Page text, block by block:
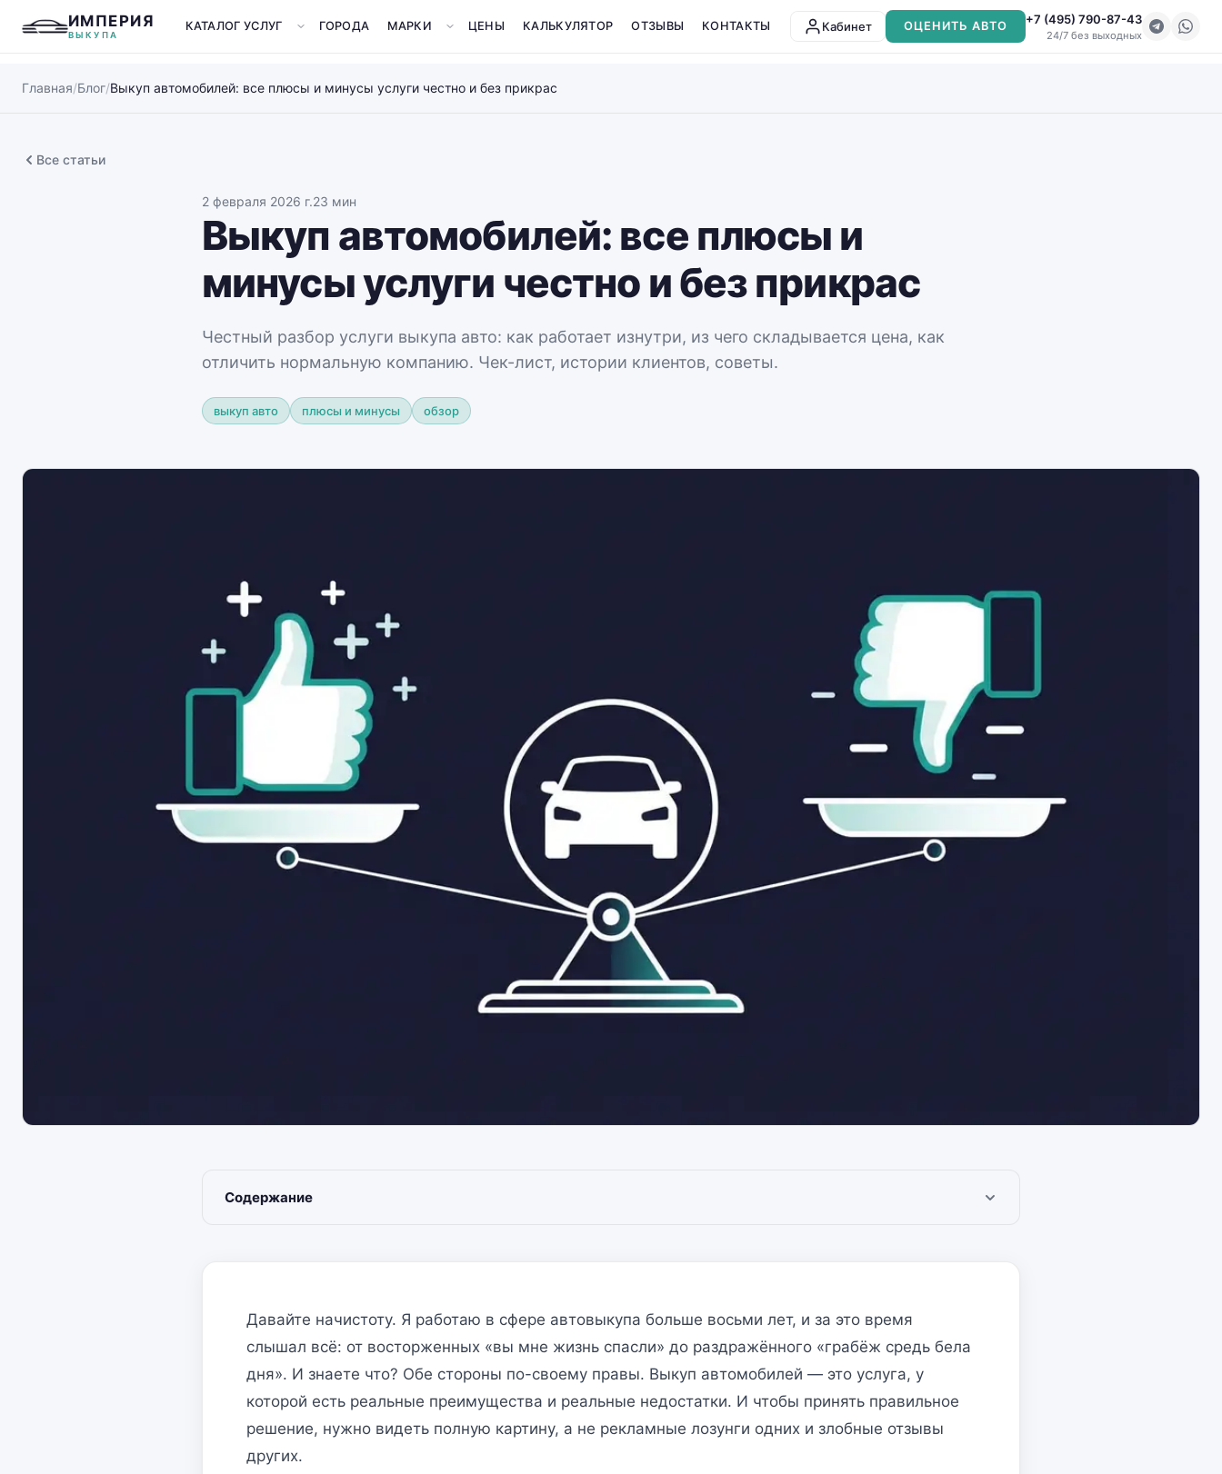
ИМПЕРИЯ
ВЫКУПА
КАТАЛОГ УСЛУГ ГОРОДА МАРКИ ЦЕНЫ КАЛЬКУЛЯТОР ОТЗЫВЫ КОНТАКТЫ Кабинет ОЦЕНИТЬ АВТО +7 (495) 790-87-43
24/7 без выходных
Главная/Блог/Выкуп автомобилей: все плюсы и минусы услуги честно и без прикрас
Все статьи
2 февраля 2026 г.23 мин
Выкуп автомобилей: все плюсы и
минусы услуги честно и без прикрас
Честный разбор услуги выкупа авто: как работает изнутри, из чего складывается цена, как
отличить нормальную компанию. Чек-лист, истории клиентов, советы.
выкуп авто плюсы и минусы обзор
Содержание
Давайте начистоту. Я работаю в сфере автовыкупа больше восьми лет, и за это время
слышал всё: от восторженных «вы мне жизнь спасли» до раздражённого «грабёж средь бела
дня». И знаете что? Обе стороны по-своему правы. Выкуп автомобилей — это услуга, у
которой есть реальные преимущества и реальные недостатки. И чтобы принять правильное
решение, нужно видеть полную картину, а не рекламные лозунги одних и злобные отзывы
других.